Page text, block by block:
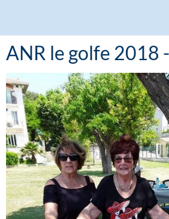
ANR le golfe 2018